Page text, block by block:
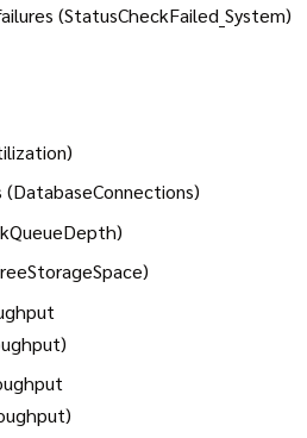
(StatusCheckFailed_System)